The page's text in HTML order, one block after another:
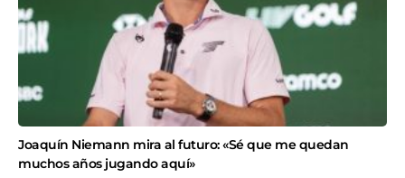
Joaquín Niemann mira al futuro: «Sé que me quedan
muchos años jugando aquí»